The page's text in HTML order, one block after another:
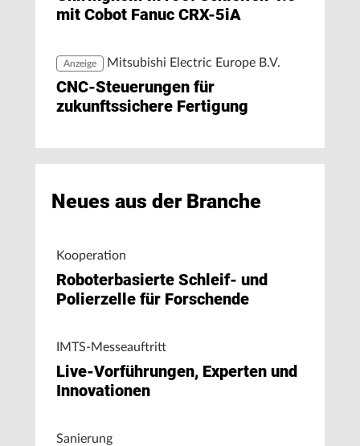
mit Cobot Fanuc CRX-5iA
Anzeige Mitsubishi Electric Europe B.V.
CNC-Steuerungen für
zukunftssichere Fertigung
Neues aus der Branche
Kooperation
Roboterbasierte Schleif- und
Polierzelle für Forschende
IMTS-Messeauftritt
Live-Vorführungen, Experten und
Innovationen
Sanierung